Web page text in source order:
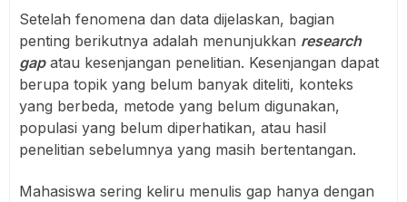
Setelah fenomena dan data dijelaskan, bagian
penting berikutnya adalah menunjukkan research
gapatau kesenjangan penelitian. Kesenjangan dapat
berupa topik yang belum banyak diteliti, konteks
yang berbeda, metode yang belum digunakan,
populasi yang belum diperhatikan, atau hasil
penelitian sebelumnya yang masih bertentangan.
Mahasiswa sering keliru menulis gap hanya dengan